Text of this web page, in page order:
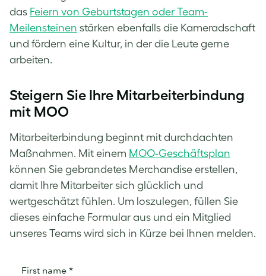
das Feiern von Geburtstagen oder Team-
Meilensteinen stärken ebenfalls die Kameradschaft
und fördern eine Kultur, in der die Leute gerne
arbeiten.
Steigern Sie Ihre Mitarbeiterbindung
mit MOO
Mitarbeiterbindung beginnt mit durchdachten
Maßnahmen. Mit einem MOO-Geschäftsplan
können Sie gebrandetes Merchandise erstellen,
damit Ihre Mitarbeiter sich glücklich und
wertgeschätzt fühlen. Um loszulegen, füllen Sie
dieses einfache Formular aus und ein Mitglied
unseres Teams wird sich in Kürze bei Ihnen melden.